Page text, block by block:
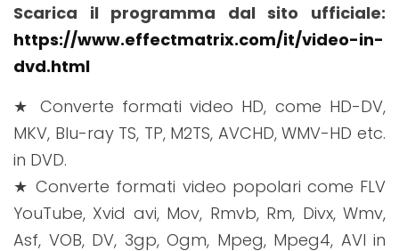
Scarica il programma dal sito ufficiale:
https://www.effectmatrix.com/it/video-in-
dvd.html
★ Converte formati video HD, come HD-DV,
MKV, Blu-ray TS, TP, M2TS, AVCHD, WMV-HD etc.
in DVD.
★ Converte formati video popolari come FLV
YouTube, Xvid avi, Mov, Rmvb, Rm, Divx, Wmv,
Asf, VOB, DV, 3gp, Ogm, Mpeg, Mpeg4, AVI in